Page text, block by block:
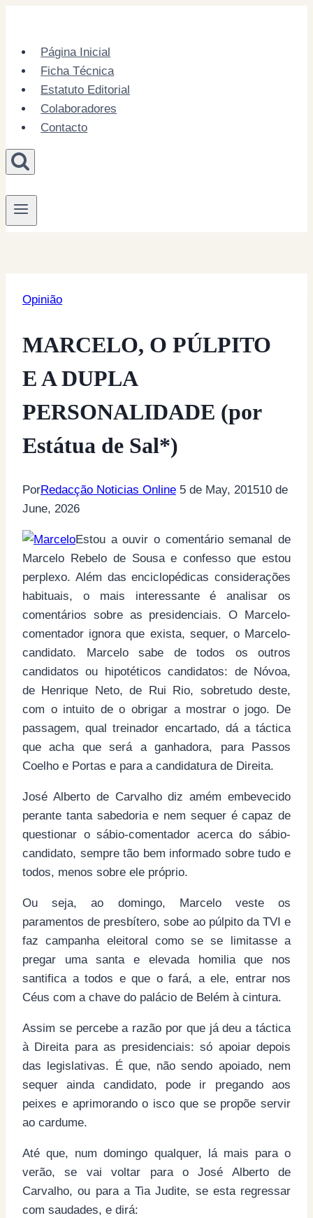
contentPágina Inicial
Ficha Técnica
Estatuto Editorial
Colaboradores
Contacto
Opinião
MARCELO, O PÚLPITO
E A DUPLA
PERSONALIDADE (por
Estátua de Sal*)
PorRedacção Noticias Online 5 de May, 201510 de
June, 2026
Estou a ouvir o comentário semanal de
Marcelo Rebelo de Sousa e confesso que estou
perplexo. Além das enciclopédicas considerações
habituais, o mais interessante é analisar os
comentários sobre as presidenciais. O Marcelo-
comentador ignora que exista, sequer, o Marcelo-
candidato. Marcelo sabe de todos os outros
candidatos ou hipotéticos candidatos: de Nóvoa,
de Henrique Neto, de Rui Rio, sobretudo deste,
com o intuito de o obrigar a mostrar o jogo. De
passagem, qual treinador encartado, dá a táctica
que acha que será a ganhadora, para Passos
Coelho e Portas e para a candidatura de Direita.
José Alberto de Carvalho diz amém embevecido
perante tanta sabedoria e nem sequer é capaz de
questionar o sábio-comentador acerca do sábio-
candidato, sempre tão bem informado sobre tudo e
todos, menos sobre ele próprio.
Ou seja, ao domingo, Marcelo veste os
paramentos de presbítero, sobe ao púlpito da TVI e
faz campanha eleitoral como se se limitasse a
pregar uma santa e elevada homilia que nos
santifica a todos e que o fará, a ele, entrar nos
Céus com a chave do palácio de Belém à cintura.
Assim se percebe a razão por que já deu a táctica
à Direita para as presidenciais: só apoiar depois
das legislativas. É que, não sendo apoiado, nem
sequer ainda candidato, pode ir pregando aos
peixes e aprimorando o isco que se propõe servir
ao cardume.
Até que, num domingo qualquer, lá mais para o
verão, se vai voltar para o José Alberto de
Carvalho, ou para a Tia Judite, se esta regressar
com saudades, e dirá: